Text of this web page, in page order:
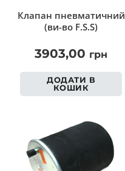
Клапан пневматичний
(ви-во F.S.S)
3903,00 грн
ДОДАТИ В
КОШИК